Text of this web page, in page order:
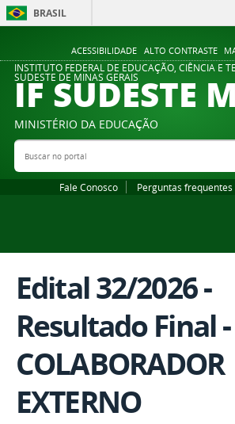
ACESSIBILIDADE ALTO CONTRASTE
BRASIL
INSTITUTO FEDERAL DE EDUCAÇÃO, CIÊNCIA E
SUDESTE DE MINAS GERAIS
IF SUDESTE
MINISTÉRIO DA EDUCAÇÃO
Buscar no portal
Fale Conosco Perguntas frequentes
Edital 32/2026 -
Resultado Final -
COLABORADOR
EXTERNO